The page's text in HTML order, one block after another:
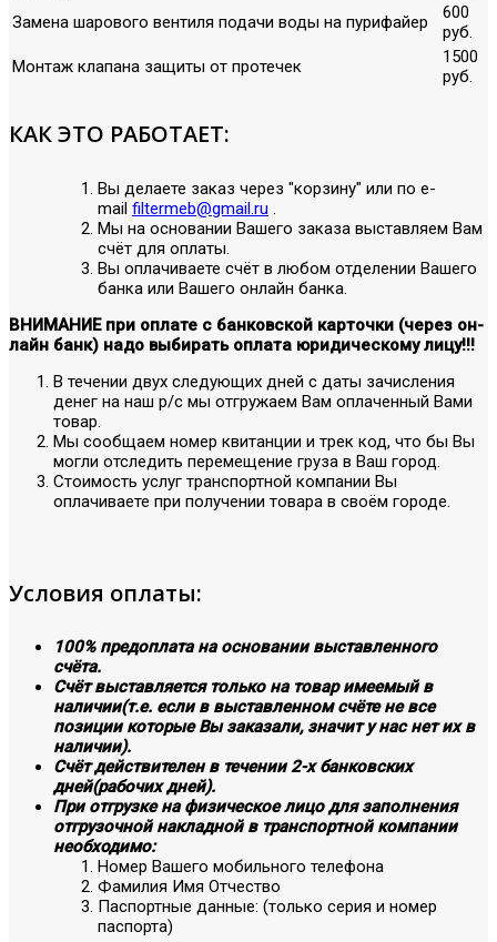
Замена шарового вентиля подачи воды на пурифайер
600
руб.
Монтаж клапана защиты от протечек
1500
руб.
КАК ЭТО РАБОТАЕТ:
Вы делаете заказ через "корзину" или по е-
mail filtermeb@gmail.ru .
Мы на основании Вашего заказа выставляем Вам
счёт для оплаты.
Вы оплачиваете счёт в любом отделении Вашего
банка или Вашего онлайн банка.
ВНИМАНИЕ при оплате с банковской карточки (через он-
лайн банк) надо выбирать оплата юридическому лицу!!!
В течении двух следующих дней с даты зачисления
денег на наш р/с мы отгружаем Вам оплаченный Вами
товар.
Мы сообщаем номер квитанции и трек код, что бы Вы
могли отследить перемещение груза в Ваш город.
Стоимость услуг транспортной компании Вы
оплачиваете при получении товара в своём городе.
Условия оплаты:
100% предоплата на основании выставленного
счёта.
Счёт выставляется только на товар имеемый в
наличии(т.е. если в выставленном счёте не все
позиции которые Вы заказали, значит у нас нет их в
наличии).
Счёт действителен в течении 2-х банковских
дней(рабочих дней).
При отгрузке на физическое лицо для заполнения
отгрузочной накладной в транспортной компании
необходимо:
Номер Вашего мобильного телефона
Фамилия Имя Отчество
Паспортные данные: (только серия и номер
паспорта)